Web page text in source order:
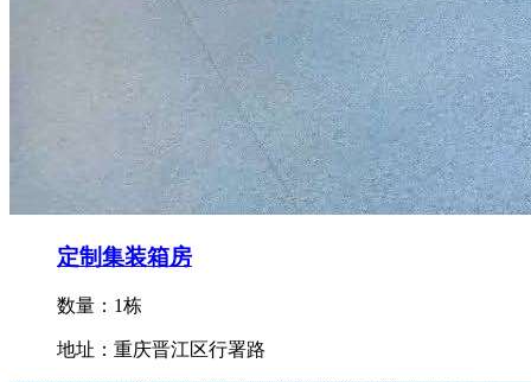
定制集装箱房
数量：1栋
地址：重庆晋江区行署路